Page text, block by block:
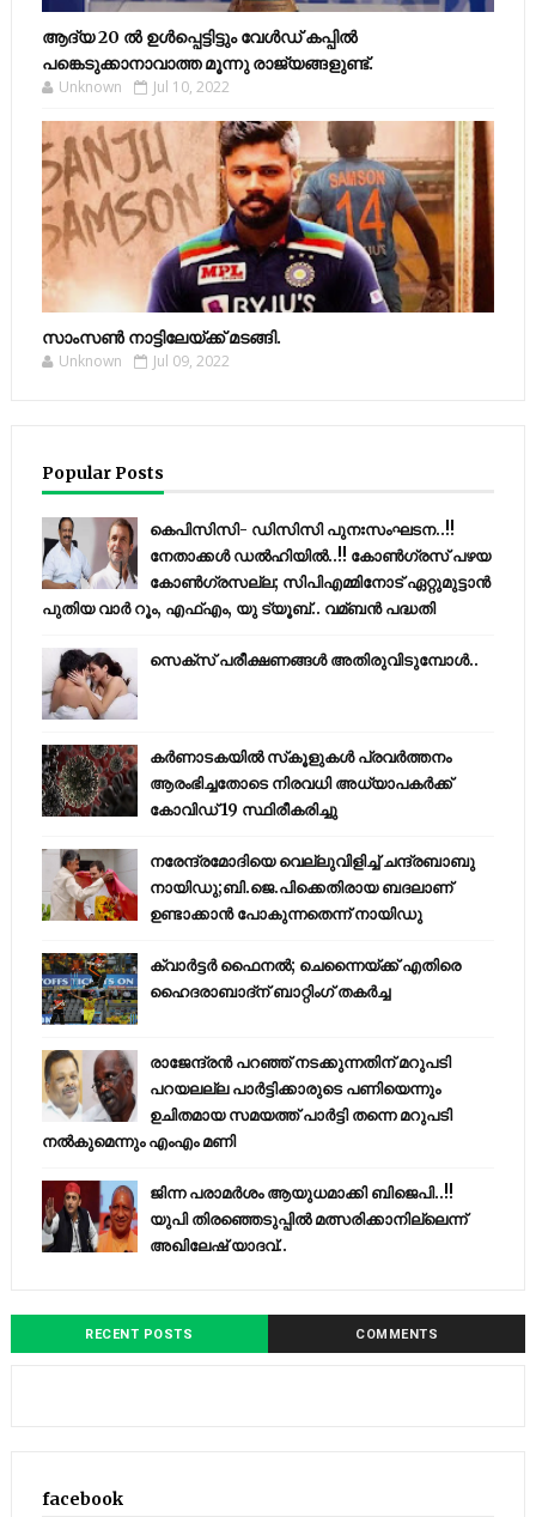
ആദ്യ 20 ല്‍ ഉള്‍പ്പെട്ടിട്ടും വേള്‍ഡ് കപ്പില്‍
പങ്കെടുക്കാനാവാത്ത മൂന്നു രാജ്യങ്ങളുണ്ട്.
Unknown Jul 10, 2022
സാംസണ്‍ നാട്ടിലേയ്‌ക്ക് മടങ്ങി.
Unknown Jul 09, 2022
Popular Posts
കെപിസിസി- ഡിസിസി പുനഃസംഘടന..!!
നേതാക്കൾ ഡൽഹിയിൽ..!! കോണ്‍ഗ്രസ് പഴയ
കോണ്‍ഗ്രസല്ല; സിപിഎമ്മിനോട് ഏറ്റുമുട്ടാന്‍
പുതിയ വാര്‍ റൂം, എഫ്‌എം, യു ട്യൂബ്.. വമ്ബന്‍ പദ്ധതി
സെക്സ് പരീക്ഷണങ്ങൾ അതിരുവിടുമ്പോൾ..
കര്‍ണാടകയില്‍ സ്‌കൂളുകള്‍ പ്രവര്‍ത്തനം
ആരംഭിച്ചതോടെ നിരവധി അധ്യാപകര്‍ക്ക്
കോവിഡ് 19 സ്ഥിരീകരിച്ചു
നരേന്ദ്രമോദിയെ വെല്ലുവിളിച്ച് ചന്ദ്രബാബു
നായിഡു;ബി.ജെ.പിക്കെതിരായ ബദലാണ്
ഉണ്ടാക്കാന്‍ പോകുന്നതെന്ന് നായിഡു
ക്വാർട്ടർ ഫൈനൽ; ചെന്നൈയ്ക്ക് എതിരെ
ഹൈദരാബാദ്ന് ബാറ്റിംഗ് തകർച്ച
രാജേന്ദ്രന്‍ പറഞ്ഞ് നടക്കുന്നതിന് മറുപടി
പറയലല്ല പാര്‍ട്ടിക്കാരുടെ പണിയെന്നും
ഉചിതമായ സമയത്ത് പാര്‍ട്ടി തന്നെ മറുപടി
നല്‍കുമെന്നും എംഎം മണി
ജിന്ന പരാമര്‍ശം ആയുധമാക്കി ബിജെപി..!!
യുപി തിരഞ്ഞെടുപ്പില്‍ മത്സരിക്കാനില്ലെന്ന്
അഖിലേഷ് യാദവ്..
RECENT POSTS COMMENTS
facebook